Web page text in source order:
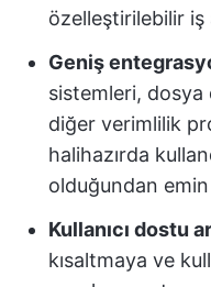
özelleştirilebilir iş
Geniş
sistemleri,
diğer verimlilik
halihazırda
olduğundan
Kullanıcı dostu
kısaltmaya ve